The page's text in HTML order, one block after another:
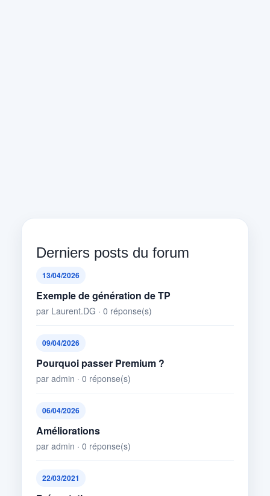
Derniers posts du forum
13/04/2026
Exemple de génération de TP
par Laurent.DG · 0 réponse(s)
09/04/2026
Pourquoi passer Premium ?
par admin · 0 réponse(s)
06/04/2026
Améliorations
par admin · 0 réponse(s)
22/03/2021